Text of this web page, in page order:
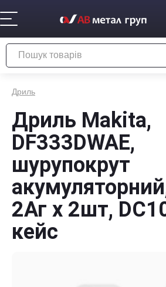
Дриль
Дриль Makita,
DF333DWAE,
шурупокрут
2Аг х 2шт,
кейс